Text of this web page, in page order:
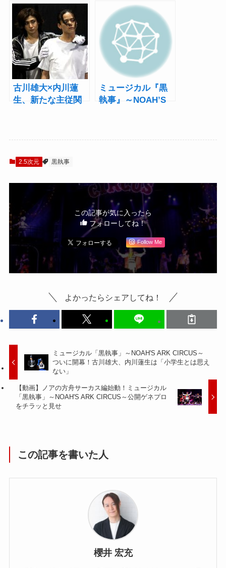
編、出航！古川雄
大「想像以上のも
のが出来上がっ
た」
ARK CIRCUS～つ
いに開幕！古川雄
大、内川蓮生は
「小学生とは思え
ない」
古川雄大×内川蓮
生、新たな主従関
レポート
ミュージカル『黒
執事』～NOAH’S
定
2.5次元 黒執事
この記事が気に入ったら
フォローしてね！
Follow Me
よかったらシェアしてね！
ミュージカル「黒執事」～NOAH'S ARK CIRCUS～
ついに開幕！古川雄大、内川蓮生は「小学生とは思え
ない」
【動画】ノアの方舟サーカス編始動！ミュージカル
「黒執事」～NOAH'S ARK CIRCUS～公開ゲネプロ
をチラッと見せ
この記事を書いた人
櫻井 宏充